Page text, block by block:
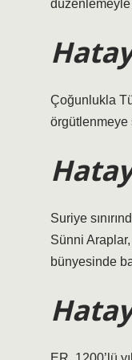
düzenlemeyle
Çoğunlukla
örgütlenmeye
Suriye
Sünni
bünyesinde